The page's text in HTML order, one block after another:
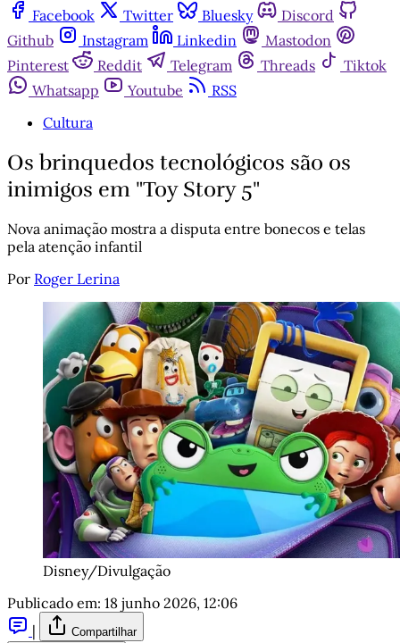
Facebook
Twitter Bluesky
Discord
Github
Instagram Linkedin
Mastodon
Pinterest
Reddit Telegram Threads
Tiktok
Whatsapp
Youtube
RSS
Cultura
Os brinquedos tecnológicos são os
inimigos em "Toy Story 5"
Nova animação mostra a disputa entre bonecos e telas
pela atenção infantil
Por Roger Lerina
Disney/Divulgação
Publicado em: 18 junho 2026, 12:06
|
Compartilhar